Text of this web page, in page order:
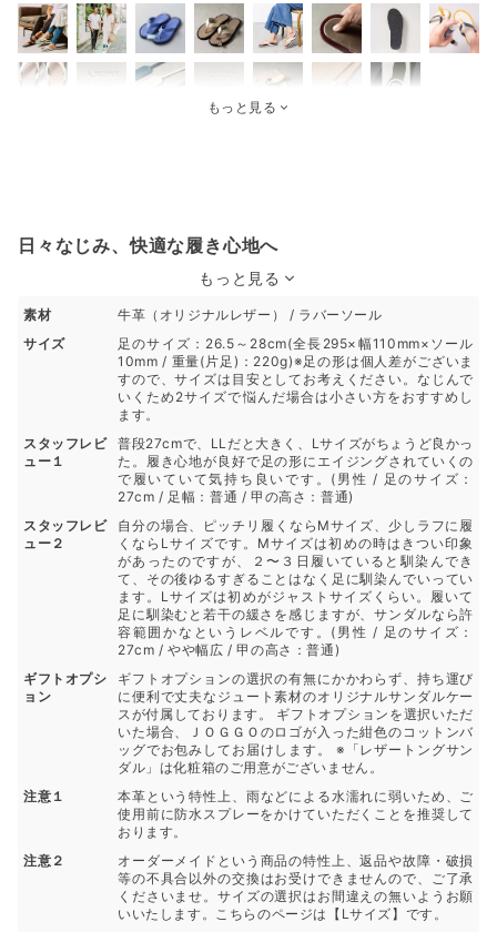
もっと見る
日々なじみ、快適な履き心地へ
もっと見る
素材
牛革（オリジナルレザー） / ラバーソール
サイズ
足のサイズ：26.5～28cm(全長295×幅110mm×ソール
10mm / 重量(片足)：220g)※足の形は個人差がございま
すので、サイズは目安としてお考えください。なじんで
いくため2サイズで悩んだ場合は小さい方をおすすめし
ます。
スタッフレビ
ュー１
普段27cmで、LLだと大きく、Lサイズがちょうど良かっ
た。履き心地が良好で足の形にエイジングされていくの
で履いていて気持ち良いです。(男性 / 足のサイズ：
27cm / 足幅：普通 / 甲の高さ：普通)
スタッフレビ
ュー２
自分の場合、ピッチリ履くならMサイズ、少しラフに履
くならLサイズです。Mサイズは初めの時はきつい印象
があったのですが、２〜３日履いていると馴染んでき
て、その後ゆるすぎることはなく足に馴染んでいってい
ます。Lサイズは初めがジャストサイズくらい。履いて
足に馴染むと若干の緩さを感じますが、サンダルなら許
容範囲かなというレベルです。(男性 / 足のサイズ：
27cm / やや幅広 / 甲の高さ：普通)
ギフトオプシ
ョン
ギフトオプションの選択の有無にかかわらず、持ち運び
に便利で丈夫なジュート素材のオリジナルサンダルケー
スが付属しております。 ギフトオプションを選択いただ
いた場合、ＪＯＧＧＯのロゴが入った紺色のコットンバ
ッグでお包みしてお届けします。 ※「レザートングサン
ダル」は化粧箱のご用意がございません。
注意１
本革という特性上、雨などによる水濡れに弱いため、ご
使用前に防水スプレーをかけていただくことを推奨して
おります。
注意２
オーダーメイドという商品の特性上、返品や故障・破損
等の不具合以外の交換はお受けできませんので、ご了承
くださいませ。サイズの選択はお間違えの無いようお願
いいたします。こちらのページは【Lサイズ】です。